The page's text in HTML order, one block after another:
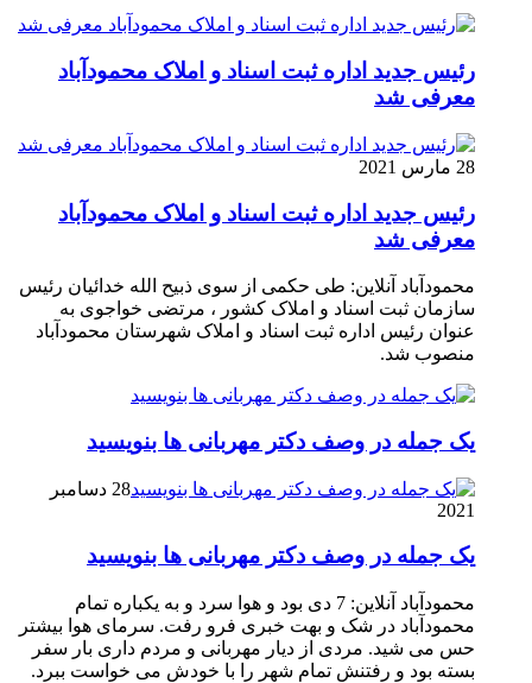
رئیس جدید اداره ثبت اسناد و املاک محمودآباد
معرفی شد
28 مارس 2021
رئیس جدید اداره ثبت اسناد و املاک محمودآباد
معرفی شد
محمودآباد آنلاین: طی حکمی از سوی ذبیح الله خدائیان رئیس
سازمان ثبت اسناد و املاک کشور ، مرتضی خواجوی به
عنوان رئیس اداره ثبت اسناد و املاک شهرستان محمودآباد
منصوب شد.
یک جمله در وصف دکتر مهربانی ها بنویسید
28 دسامبر
2021
یک جمله در وصف دکتر مهربانی ها بنویسید
محمودآباد آنلاین: 7 دی بود و هوا سرد و به یکباره تمام
محمودآباد در شک و بهت خبری فرو رفت. سرمای هوا بیشتر
حس می شید. مردی از دیار مهربانی و مردم داری بار سفر
بسته بود و رفتنش تمام شهر را با خودش می خواست ببرد.